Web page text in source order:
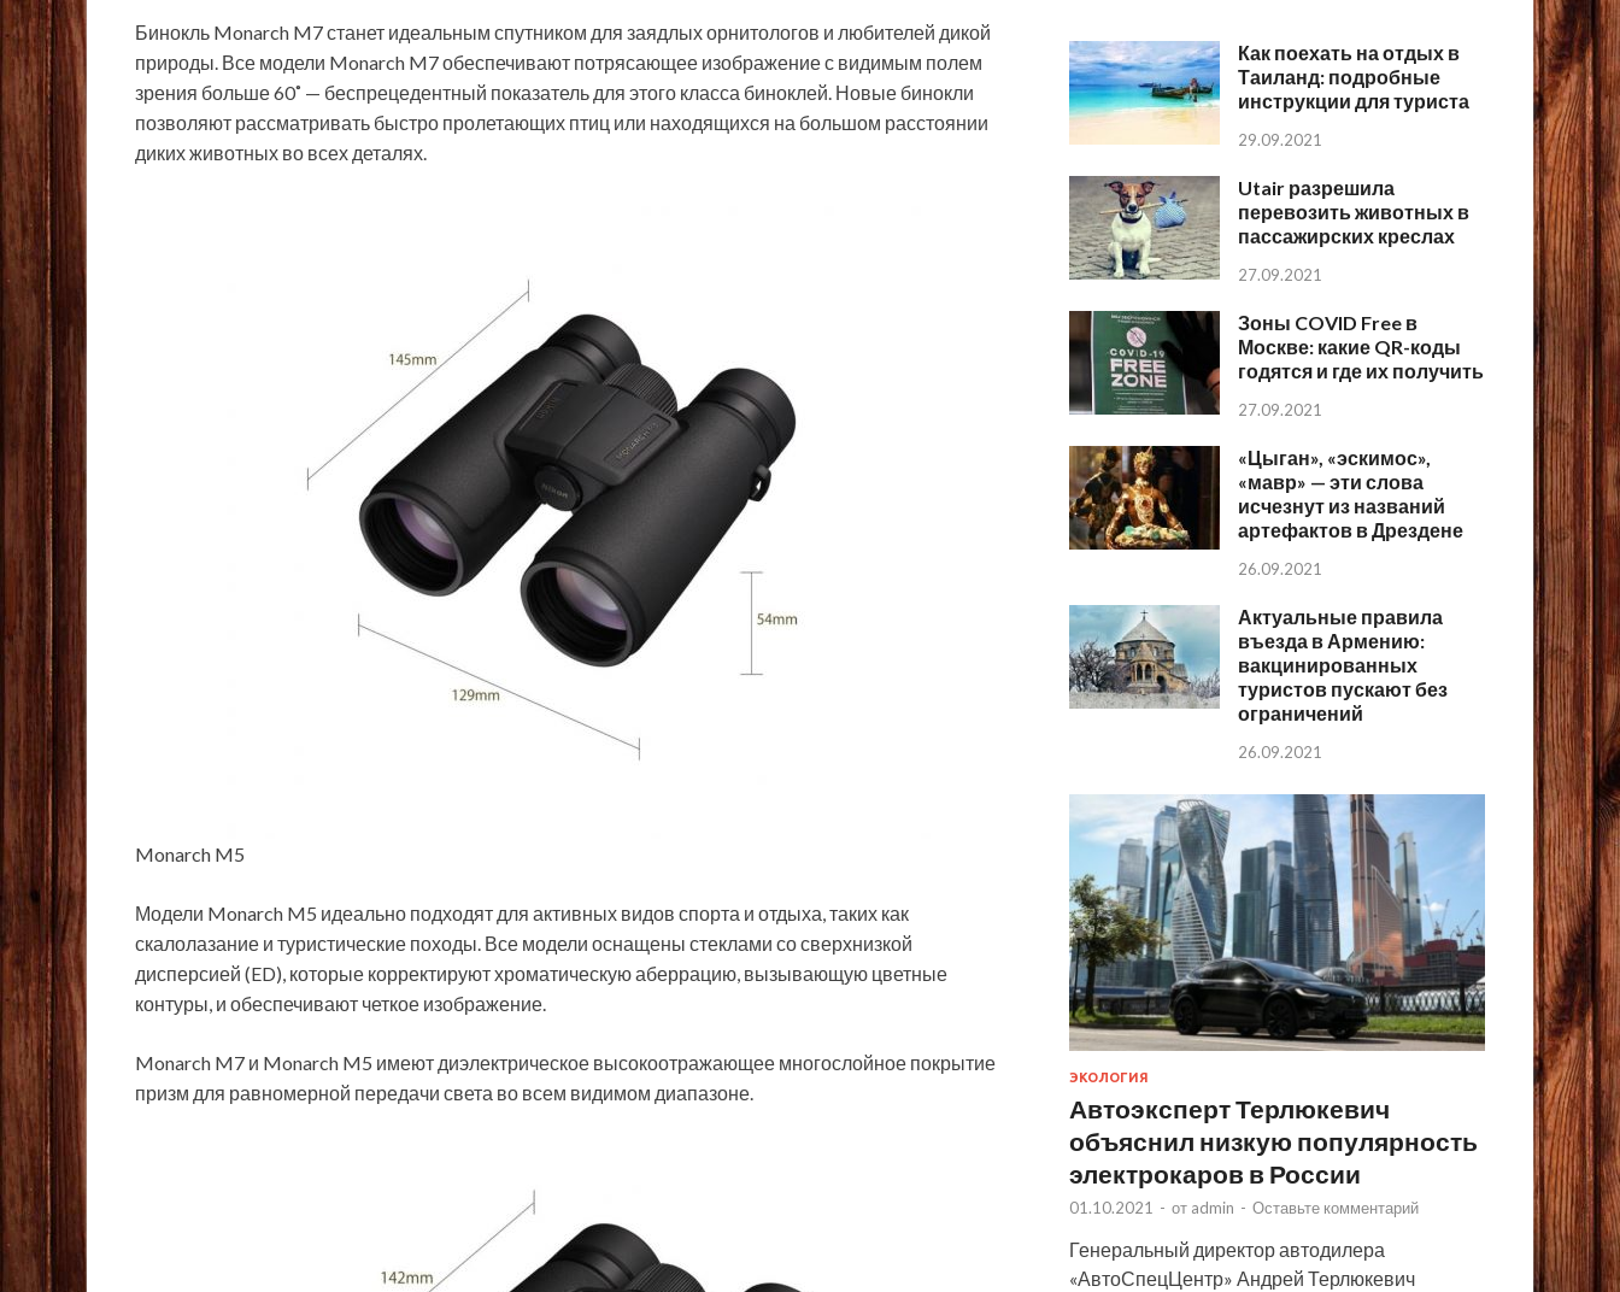
Бинокль Monarch M7 станет идеальным спутником для заядлых орнитологов и любителей дикой
природы. Все модели Monarch M7 обеспечивают потрясающее изображение с видимым полем
зрения больше 60˚ — беспрецедентный показатель для этого класса биноклей. Новые бинокли
позволяют рассматривать быстро пролетающих птиц или находящихся на большом расстоянии
диких животных во всех деталях.
Monarch M5
Модели Monarch M5 идеально подходят для активных видов спорта и отдыха, таких как
скалолазание и туристические походы. Все модели оснащены стеклами со сверхнизкой
дисперсией (ED), которые корректируют хроматическую аберрацию, вызывающую цветные
контуры, и обеспечивают четкое изображение.
Monarch M7 и Monarch M5 имеют диэлектрическое высокоотражающее многослойное покрытие
призм для равномерной передачи света во всем видимом диапазоне.
Как поехать на отдых в
Таиланд: подробные
инструкции для туриста
29.09.2021
Utair разрешила
перевозить животных в
пассажирских креслах
27.09.2021
Зоны COVID Free в
Москве: какие QR-коды
годятся и где их получить
27.09.2021
«Цыган», «эскимос»,
«мавр» — эти слова
исчезнут из названий
артефактов в Дрездене
26.09.2021
Актуальные правила
въезда в Армению:
вакцинированных
туристов пускают без
ограничений
26.09.2021
ЭКОЛОГИЯ
Автоэксперт Терлюкевич
объяснил низкую популярность
электрокаров в России
01.10.2021 - от admin - Оставьте комментарий
Генеральный директор автодилера
«АвтоСпецЦентр» Андрей Терлюкевич